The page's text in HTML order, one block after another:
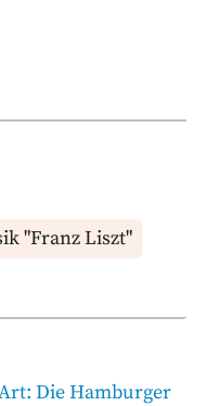
"Franz Liszt"
Die Hamburger